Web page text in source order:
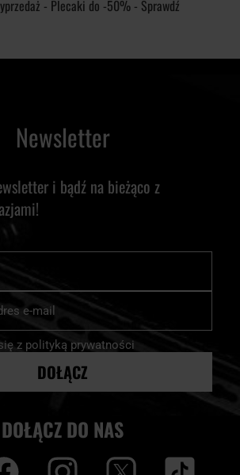
Newsletter
i bądź na bieżąco z
z polityką prywatności
DOŁĄCZ
DOŁĄCZ DO NAS